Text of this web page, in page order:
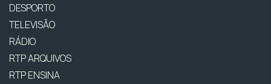
DESPORTO
TELEVISÃO
RÁDIO
RTP ARQUIVOS
RTP ENSINA